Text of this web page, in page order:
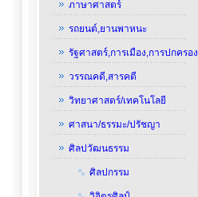
ภาษาศาสตร์
รถยนต์,ยานพาหนะ
รัฐศาสตร์,การเมือง,การปกครอง
วรรณคดี,สารคดี
วิทยาศาสตร์/เทคโนโลยี
ศาสนา/ธรรมะ/ปรัชญา
ศิลปวัฒนธรรม
ศิลปกรรม